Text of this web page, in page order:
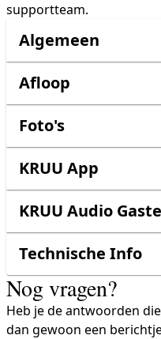
supportteam.
Algemeen
Afloop
Foto's
KRUU App
KRUU Audio
Technische Info
Nog vragen?
Heb je de antwoorden
dan gewoon een